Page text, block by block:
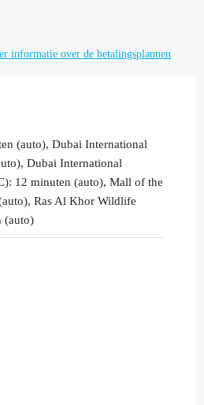
informatie over de betalingsplannen
(auto), Dubai International
Dubai International
12 minuten (auto), Mall of the
Ras Al Khor Wildlife
(auto)